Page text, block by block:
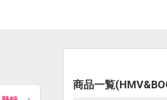
商品一覧